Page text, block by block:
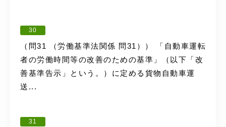
30
（問31 （労働基準法関係 問31）） 「自動車運転
者の労働時間等の改善のための基準」（以下「改
善基準告示」という。）に定める貨物自動車運
送...
31